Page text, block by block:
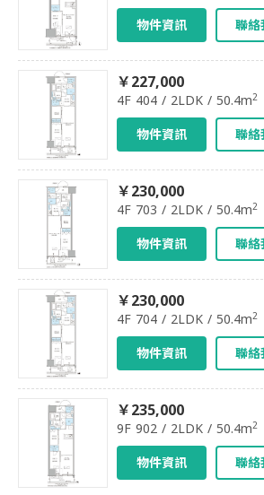
物件資訊 聯絡
￥227,000
4F 404 / 2LDK / 50.4m2
物件資訊 聯絡
￥230,000
4F 703 / 2LDK / 50.4m2
物件資訊 聯絡
￥230,000
4F 704 / 2LDK / 50.4m2
物件資訊 聯絡
￥235,000
9F 902 / 2LDK / 50.4m2
物件資訊 聯絡